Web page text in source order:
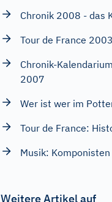
Chronik 2008 - das
Tour de France 2003
Chronik-
2007
Wer ist wer im
Tour de France:
Musik: Komponisten
Weitere Artikel auf